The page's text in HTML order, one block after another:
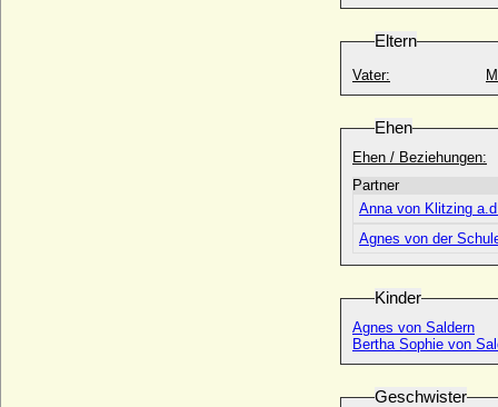
Eltern
Vater:
Ehen
Ehen / Beziehungen:
Partner
Anna von Klitzing
Agnes von der
Kinder
Agnes von Saldern
Bertha Sophie von
Geschwister